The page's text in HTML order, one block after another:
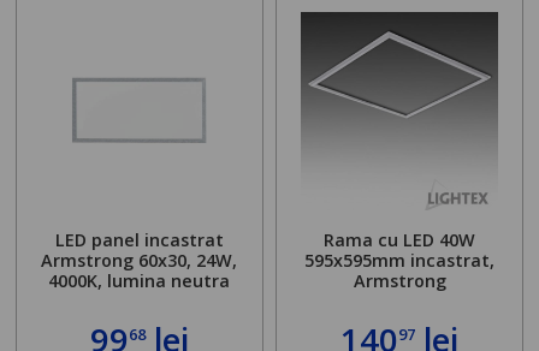
LED panel incastrat
Armstrong 60x30, 24W,
4000K, lumina neutra
9968lei
Rama cu LED 40W
595x595mm incastrat,
Armstrong
14097 lei